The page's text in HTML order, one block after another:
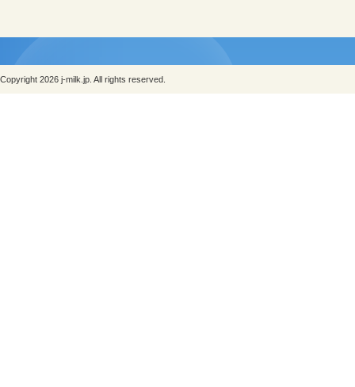
Copyright 2026 j-milk.jp. All rights reserved.